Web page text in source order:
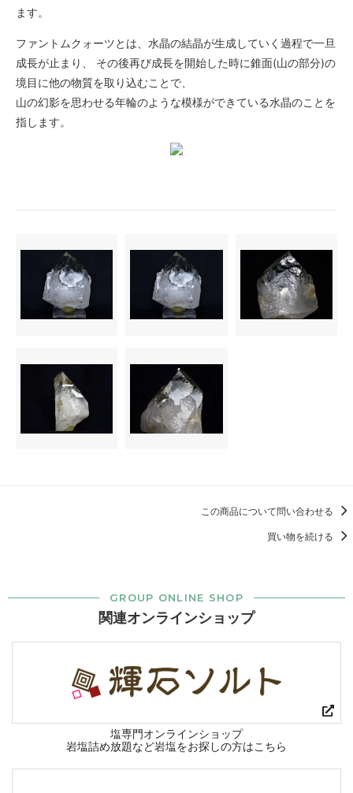
ます。
ファントムクォーツとは、水晶の結晶が生成していく過程で一旦
成長が止まり、 その後再び成長を開始した時に錐面(山の部分)の
境目に他の物質を取り込むことで、
山の幻影を思わせる年輪のような模様ができている水晶のことを
指します。
この商品について問い合わせる
買い物を続ける
GROUP ONLINE SHOP
関連オンラインショップ
塩専門オンラインショップ
岩塩詰め放題など岩塩をお探しの方はこちら